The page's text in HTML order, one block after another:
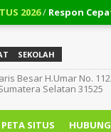
/Respon Cepat!!!
/Cara Membatalkan
SEKOLAH
Besar H.Umar No.
Selatan 31525
PETA SITUS